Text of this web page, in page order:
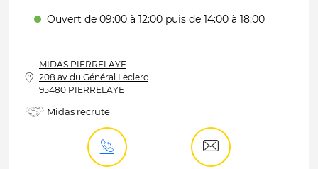
Ouvert de 09:00 à 12:00 puis de 14:00 à 18:00
MIDAS PIERRELAYE
208 av du Général Leclerc
95480 PIERRELAYE
Midas recrute